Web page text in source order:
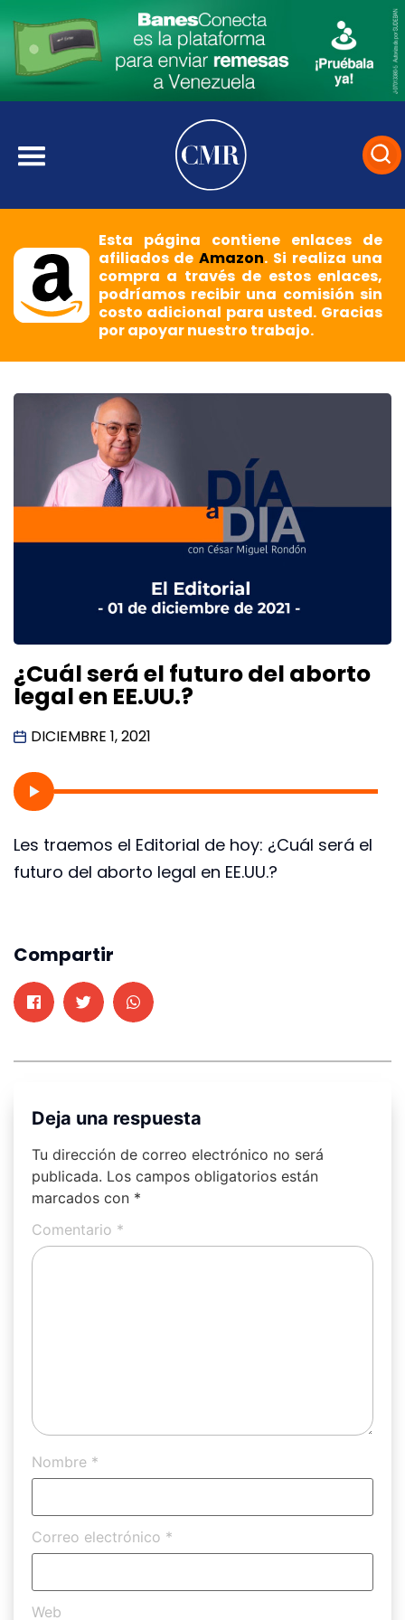
Esta página contiene enlaces de
afiliados deAmazon. Si realiza una
compra a través de estos enlaces,
podríamos recibir una comisión sin
costo adicional para usted. Gracias
por apoyar nuestro trabajo.
¿Cuál será el futuro del aborto
legal en EE.UU.?
DICIEMBRE 1, 2021
Les traemos el Editorial de hoy: ¿Cuál será el
futuro del aborto legal en EE.UU.?
Compartir
Deja una respuesta
Tu dirección de correo electrónico no será
publicada. Los campos obligatorios están
marcados con *
Comentario *
Nombre *
Correo electrónico *
Web